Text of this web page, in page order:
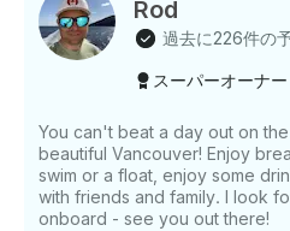
Rod
過去に226件の
スーパーオーナー
You can't beat a day out on
beautiful Vancouver! Enjoy
swim or a float, enjoy some
with friends and family. I look
onboard - see you out there!